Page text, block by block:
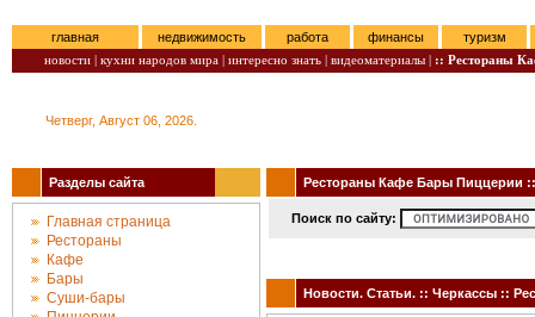
главная недвижимость работа финансы
туризм
новости | кухни народов мира | интересно знать | видеоматериалы | :: Рестораны
Четверг, Август 06, 2026.
Разделы сайта
Главная страница
Рестораны
Кафе
Бары
Суши-бары
Рестораны Кафе Бары Пиццерии ::
Поиск по сайту:
Новости. Статьи. :: Черкассы ::